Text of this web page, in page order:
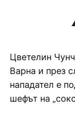
Цветелин
Варна и през
нападател е
шефът на